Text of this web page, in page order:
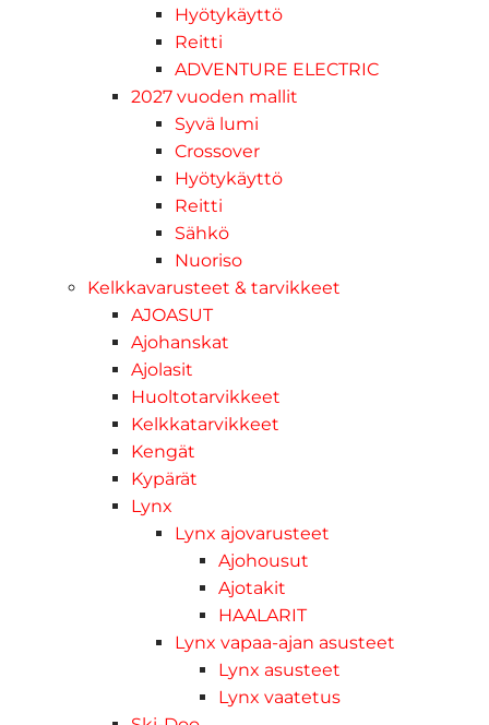
Hyötykäyttö
Reitti
ADVENTURE ELECTRIC
2027 vuoden mallit
Syvä lumi
Crossover
Hyötykäyttö
Reitti
Sähkö
Nuoriso
Kelkkavarusteet & tarvikkeet
AJOASUT
Ajohanskat
Ajolasit
Huoltotarvikkeet
Kelkkatarvikkeet
Kengät
Kypärät
Lynx
Lynx ajovarusteet
Ajohousut
Ajotakit
HAALARIT
Lynx vapaa-ajan asusteet
Lynx asusteet
Lynx vaatetus